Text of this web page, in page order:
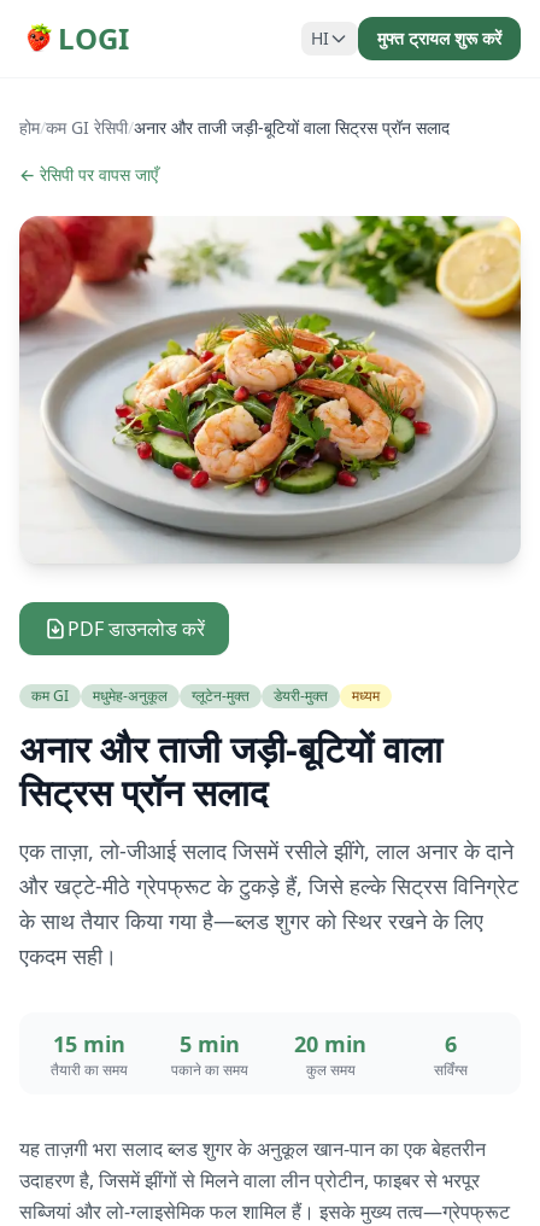
LOGI HI मुफ्त ट्रायल शुरू करें
होम/कम GI रेसिपी/अनार और ताजी जड़ी-बूटियों वाला सिट्रस प्रॉन सलाद
← रेसिपी पर वापस जाएँ
PDF डाउनलोड करें
कम GI मधुमेह-अनुकूल ग्लूटेन-मुक्त डेयरी-मुक्त मध्यम
अनार और ताजी जड़ी-बूटियों वाला
सिट्रस प्रॉन सलाद
एक ताज़ा, लो-जीआई सलाद जिसमें रसीले झींगे, लाल अनार के दाने
और खट्टे-मीठे ग्रेपफ्रूट के टुकड़े हैं, जिसे हल्के सिट्रस विनिग्रेट
के साथ तैयार किया गया है—ब्लड शुगर को स्थिर रखने के लिए
एकदम सही।
15 min
तैयारी का समय
5 min
पकाने का समय
20 min
कुल समय
6
सर्विंग्स
यह ताज़गी भरा सलाद ब्लड शुगर के अनुकूल खान-पान का एक बेहतरीन
उदाहरण है, जिसमें झींगों से मिलने वाला लीन प्रोटीन, फाइबर से भरपूर
सब्जियां और लो-ग्लाइसेमिक फल शामिल हैं। इसके मुख्य तत्व—ग्रेपफ्रूट